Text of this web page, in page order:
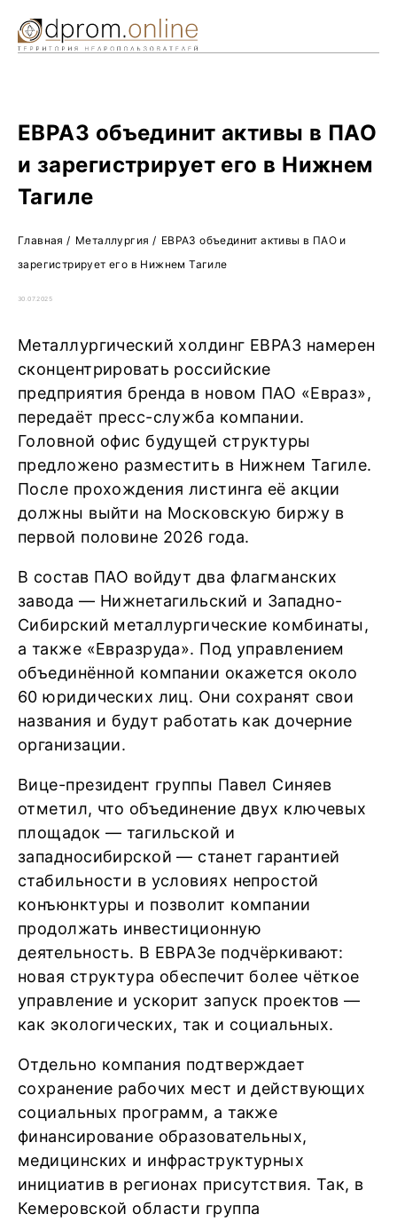
ЕВРАЗ объединит активы в ПАО
и зарегистрирует его в Нижнем
Тагиле
Главная / Металлургия / ЕВРАЗ объединит активы в ПАО и
зарегистрирует его в Нижнем Тагиле
30.07.2025
Металлургический холдинг ЕВРАЗ намерен
сконцентрировать российские
предприятия бренда в новом ПАО «Евраз»,
передаёт пресс-служба компании.
Головной офис будущей структуры
предложено разместить в Нижнем Тагиле.
После прохождения листинга её акции
должны выйти на Московскую биржу в
первой половине 2026 года.
В состав ПАО войдут два флагманских
завода — Нижнетагильский и Западно-
Сибирский металлургические комбинаты,
а также «Евразруда». Под управлением
объединённой компании окажется около
60 юридических лиц. Они сохранят свои
названия и будут работать как дочерние
организации.
Вице-президент группы Павел Синяев
отметил, что объединение двух ключевых
площадок — тагильской и
западносибирской — станет гарантией
стабильности в условиях непростой
конъюнктуры и позволит компании
продолжать инвестиционную
деятельность. В ЕВРАЗе подчёркивают:
новая структура обеспечит более чёткое
управление и ускорит запуск проектов —
как экологических, так и социальных.
Отдельно компания подтверждает
сохранение рабочих мест и действующих
социальных программ, а также
финансирование образовательных,
медицинских и инфраструктурных
инициатив в регионах присутствия. Так, в
Кемеровской области группа